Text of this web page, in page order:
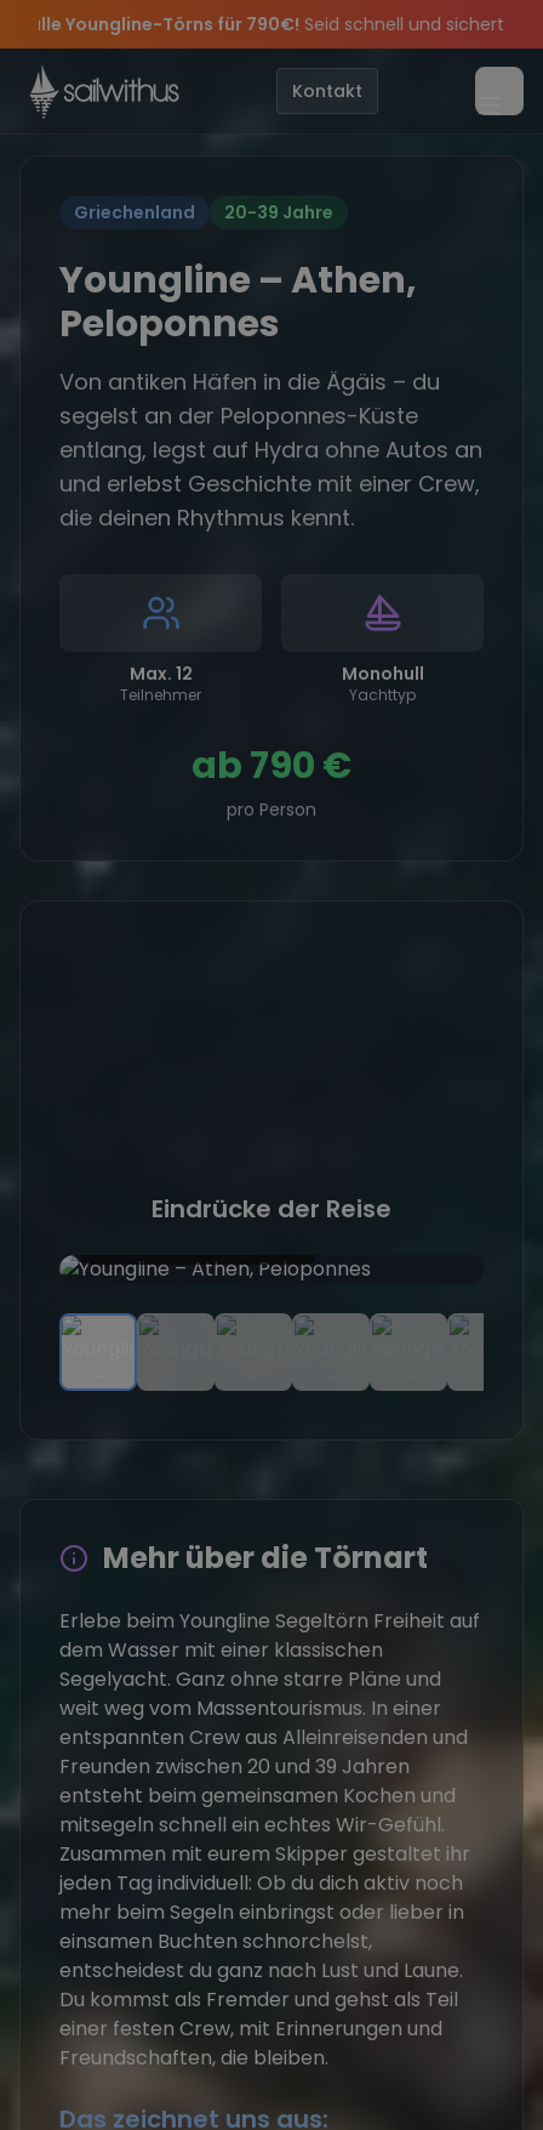
Skip to content
Am 05.09 alle Youngline-Törns für 790€!Seid schnell
Sichere Dir jetztDein Meilenbuch und Deine sailwithus-
Updates, Insider-Tippsund exklusive Angebote mehr Sowie
2026!Die Saison war legendär – wir feiern die Törns, die
Kontakt
Griechenland 20-39 Jahre
Youngline – Athen,
Peloponnes
Von antiken Häfen in die Ägäis – du
segelst an der Peloponnes-Küste
entlang, legst auf Hydra ohne Autos an
und erlebst Geschichte mit einer Crew,
die deinen Rhythmus kennt.
Max. 12
Teilnehmer
Monohull
Yachttyp
ab790 €
pro Person
Eindrücke der Reise
Mehr über die Törnart
Erlebe beim Youngline Segeltörn Freiheit auf
dem Wasser mit einer klassischen
Segelyacht. Ganz ohne starre Pläne und
weit weg vom Massentourismus. In einer
entspannten Crew aus Alleinreisenden und
Freunden zwischen 20 und 39 Jahren
entsteht beim gemeinsamen Kochen und
mitsegeln schnell ein echtes Wir-Gefühl.
Zusammen mit eurem Skipper gestaltet ihr
jeden Tag individuell: Ob du dich aktiv noch
mehr beim Segeln einbringst oder lieber in
einsamen Buchten schnorchelst,
entscheidest du ganz nach Lust und Laune.
Du kommst als Fremder und gehst als Teil
einer festen Crew, mit Erinnerungen und
Freundschaften, die bleiben.
Das zeichnet uns aus: